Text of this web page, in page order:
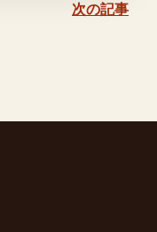
次の記事